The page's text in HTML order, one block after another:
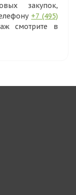
закупок,
+7 (495)
смотрите в